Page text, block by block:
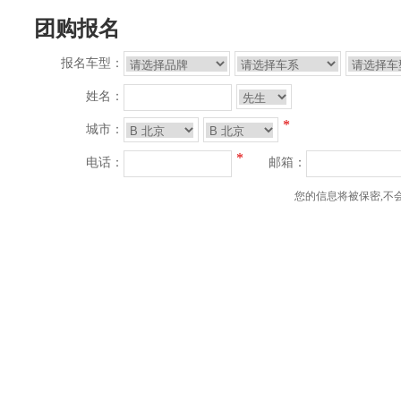
团购报名
报名车型：
姓名：
城市： *
电话： * 邮箱：
您的信息将被保密,不